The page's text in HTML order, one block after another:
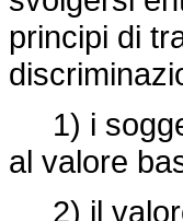
principi di
1) i
al valore
2) il